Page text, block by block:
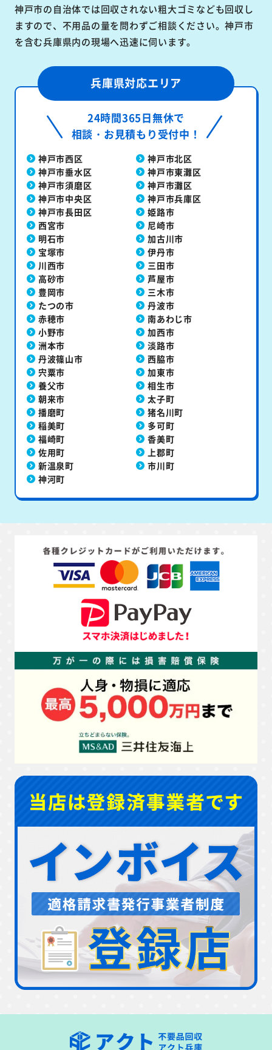
神戸市の自治体では回収されない粗大ゴミなども回収し
ますので、不用品の量を問わずご相談ください。神戸市
を含む兵庫県内の現場へ迅速に伺います。
兵庫県対応エリア
24時間365日無休で
相談・お見積もり受付中！
神戸市西区
神戸市北区
神戸市垂水区
神戸市東灘区
神戸市須磨区
神戸市灘区
神戸市中央区
神戸市兵庫区
神戸市長田区
姫路市
西宮市
尼崎市
明石市
加古川市
宝塚市
伊丹市
川西市
三田市
高砂市
芦屋市
豊岡市
三木市
たつの市
丹波市
赤穂市
南あわじ市
小野市
加西市
洲本市
淡路市
丹波篠山市
西脇市
宍粟市
加東市
養父市
相生市
朝来市
太子町
播磨町
猪名川町
稲美町
多可町
福崎町
香美町
佐用町
上郡町
新温泉町
市川町
神河町